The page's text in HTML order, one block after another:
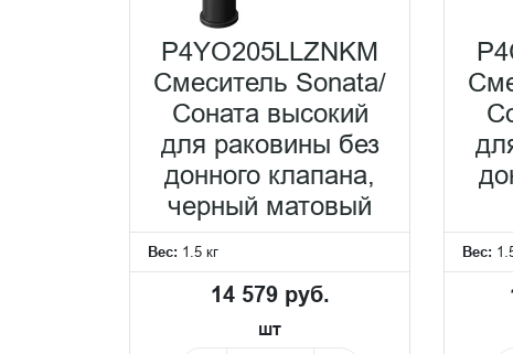
P4YO205LLZNKM
Смеситель Sonata/
Соната высокий
для раковины без
донного клапана,
черный матовый
Вес: 1.5 кг
14 579 руб.
шт
Вес: